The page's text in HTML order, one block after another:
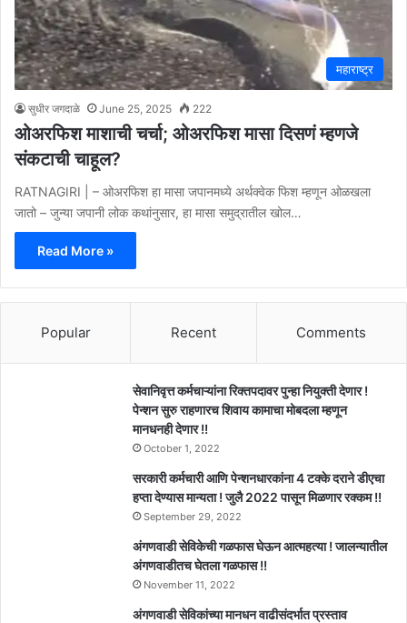
महाराष्ट्र
सुधीर जगदाळे June 25, 2025 222
ओअरफिश माशाची चर्चा; ओअरफिश मासा दिसणं म्हणजे
संकटाची चाहूल?
RATNAGIRI | – ओअरफिश हा मासा जपानमध्ये अर्थक्वेक फिश म्हणून ओळखला
जातो – जुन्या जपानी लोक कथांनुसार, हा मासा समुद्रातील खोल…
Read More »
Popular Recent Comments
सेवानिवृत्त कर्मचाऱ्यांना रिक्तपदावर पुन्हा नियुक्ती देणार !
पेन्शन सुरु राहणारच शिवाय कामाचा मोबदला म्हणून
मानधनही देणार !!
October 1, 2022
सरकारी कर्मचारी आणि पेन्शनधारकांना 4 टक्के दराने डीएचा
हप्ता देण्यास मान्यता ! जुलै 2022 पासून मिळणार रक्कम !!
September 29, 2022
अंगणवाडी सेविकेची गळफास घेऊन आत्महत्या ! जालन्यातील
अंगणवाडीतच घेतला गळफास !!
November 11, 2022
अंगणवाडी सेविकांच्या मानधन वाढीसंदर्भात प्रस्ताव